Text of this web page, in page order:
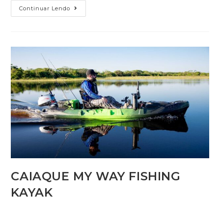
Continuar Lendo
CAIAQUE MY WAY FISHING
KAYAK